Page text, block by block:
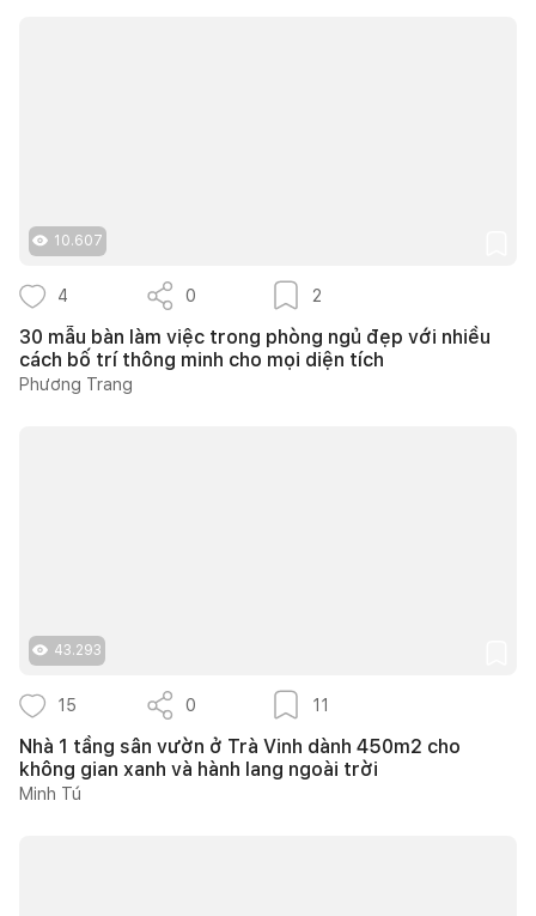
10.607
4 0 2
30 mẫu bàn làm việc trong phòng ngủ đẹp với nhiều
cách bố trí thông minh cho mọi diện tích
Phương Trang
43.293
15 0 11
Nhà 1 tầng sân vườn ở Trà Vinh dành 450m2 cho
không gian xanh và hành lang ngoài trời
Minh Tú